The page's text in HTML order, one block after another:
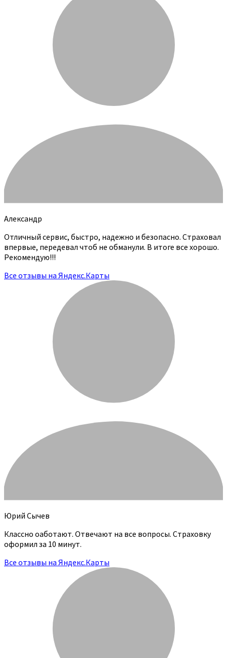
Александр
Отличный сервис, быстро, надежно и безопасно. Страховал
впервые, передевал чтоб не обманули. В итоге все хорошо.
Рекомендую!!!
Все отзывы на Яндекс.Карты
Юрий Сычев
Классно оаботают. Отвечают на все вопросы. Страховку
оформил за 10 минут.
Все отзывы на Яндекс.Карты